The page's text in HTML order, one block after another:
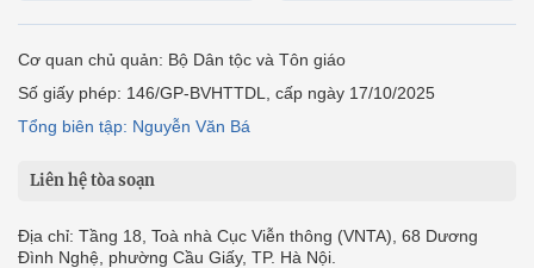
Cơ quan chủ quản: Bộ Dân tộc và Tôn giáo
Số giấy phép: 146/GP-BVHTTDL, cấp ngày 17/10/2025
Tổng biên tập: Nguyễn Văn Bá
Liên hệ tòa soạn
Địa chỉ: Tầng 18, Toà nhà Cục Viễn thông (VNTA), 68 Dương
Đình Nghệ, phường Cầu Giấy, TP. Hà Nội.